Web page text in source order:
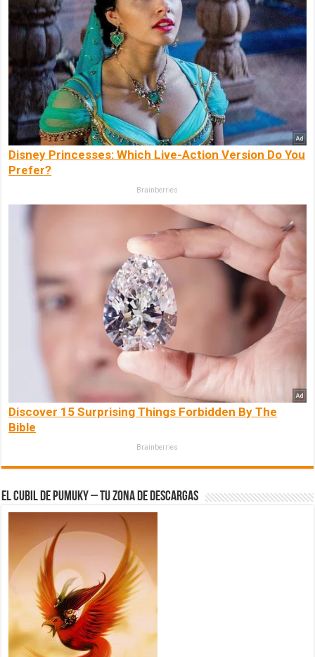
Disney Princesses: Which Live-Action Version Do You
Prefer?
Brainberries
Discover 15 Surprising Things Forbidden By The
Bible
Brainberries
El Cubil de Pumuky – Tu zona de Descargas